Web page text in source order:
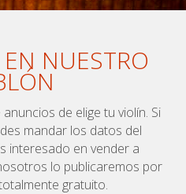
NUESTRO
de elige tu violín. Si
mandar los datos del
interesado en vender a
lo publicaremos por
gratuito.